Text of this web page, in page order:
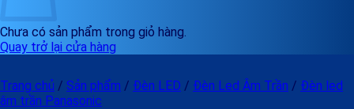
Chưa có sản phẩm trong giỏ hàng.
Quay trở lại cửa hàng
Trang chủ / Sản phẩm / Đèn LED / Đèn Led Âm Trần / Đèn led
âm trần Panasonic